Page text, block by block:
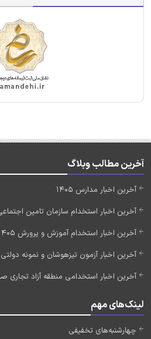
آخرین مطالب وبلاگ
آخرین اخبار مدارس 1405
آخرین اخبار استخدام سازمان تامین اجتماعی 1404 (به
آخرین اخبار استخدام آموزش و پرورش 1405 (به زودی)
آخرین اخبار آزمون تیزهوشان و نمونه دولتی
آخرین اخبار استخدامی منطقه آزاد تجاری
لینک‌های مهم
چهارشنبه‌های تخفیفی